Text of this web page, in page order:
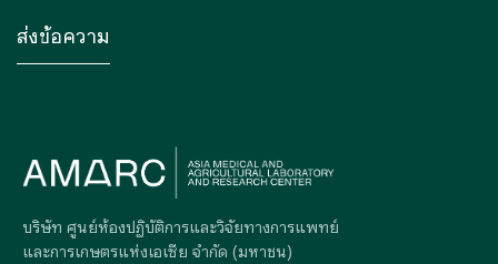
บริษัท ศูนย์ห้องปฏิบัติการและวิจัยทางการแพทย์
และการเกษตรแห่งเอเซีย จำกัด (มหาชน)